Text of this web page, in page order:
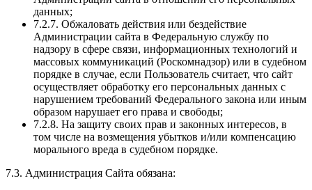
данных;
7.2.7. Обжаловать действия или бездействие
Администрации сайта в Федеральную службу по
надзору в сфере связи, информационных технологий и
массовых коммуникаций (Роскомнадзор) или в судебном
порядке в случае, если Пользователь считает, что сайт
осуществляет обработку его персональных данных с
нарушением требований Федерального закона или иным
образом нарушает его права и свободы;
7.2.8. На защиту своих прав и законных интересов, в
том числе на возмещения убытков и/или компенсацию
морального вреда в судебном порядке.
7.3. Администрация Сайта обязана: